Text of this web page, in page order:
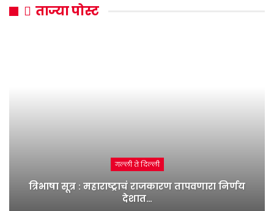
ताज्या पोस्ट
गल्ली ते दिल्ली
त्रिभाषा सूत्र : महाराष्ट्राचं राजकारण तापवणारा निर्णय
देशात…